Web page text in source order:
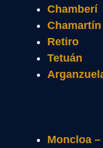
Chamberí
Chamartín
Retiro
Tetuán
Moncloa